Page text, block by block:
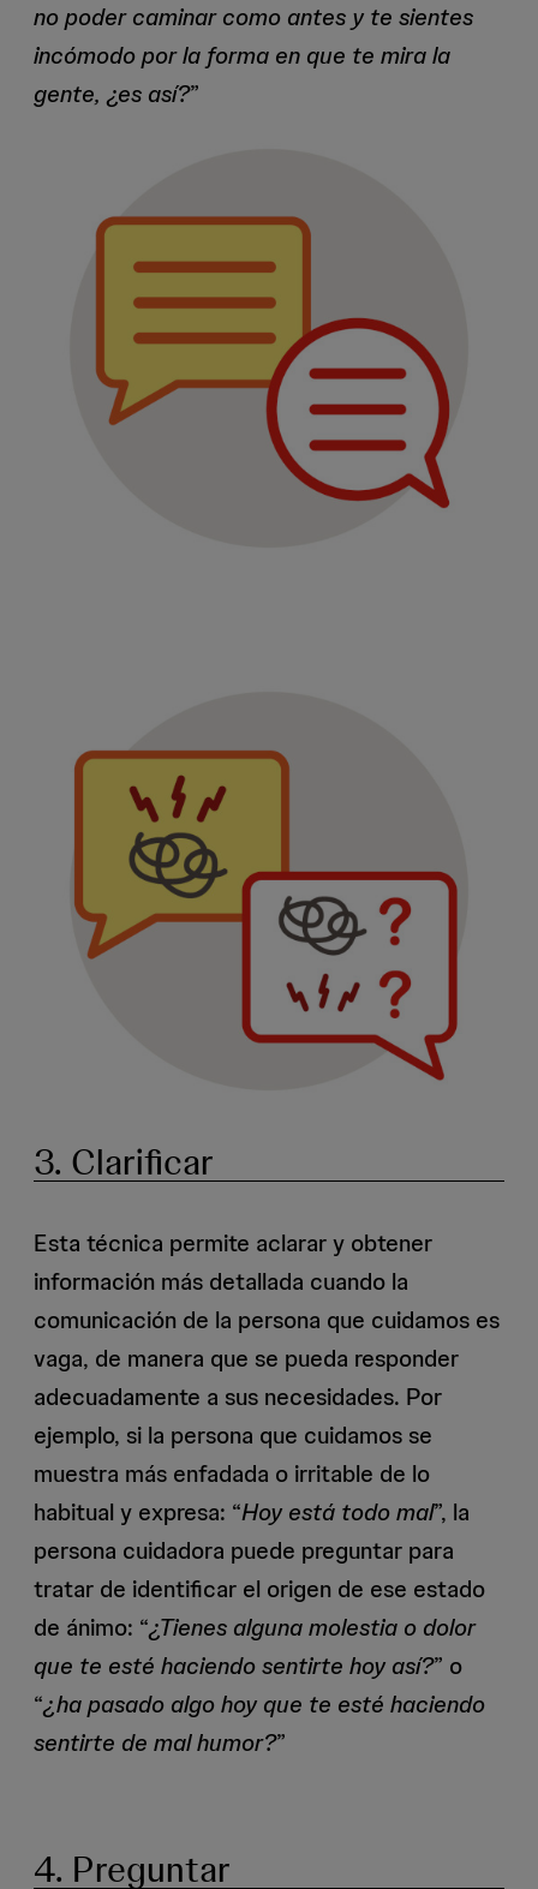
no poder caminar como antes y te sientes
incómodo por la forma en que te mira la
gente, ¿es así?”
3. Clarificar
Esta técnica permite aclarar y obtener
información más detallada cuando la
comunicación de la persona que cuidamos es
vaga, de manera que se pueda responder
adecuadamente a sus necesidades. Por
ejemplo, si la persona que cuidamos se
muestra más enfadada o irritable de lo
habitual y expresa: “Hoy está todo mal”, la
persona cuidadora puede preguntar para
tratar de identificar el origen de ese estado
de ánimo: “¿Tienes alguna molestia o dolor
que te esté haciendo sentirte hoy así?” o
“¿ha pasado algo hoy que te esté haciendo
sentirte de mal humor?”
4. Preguntar